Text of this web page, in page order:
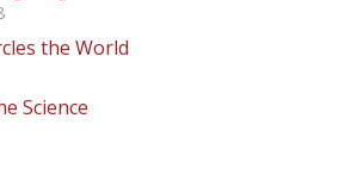
the World
Science